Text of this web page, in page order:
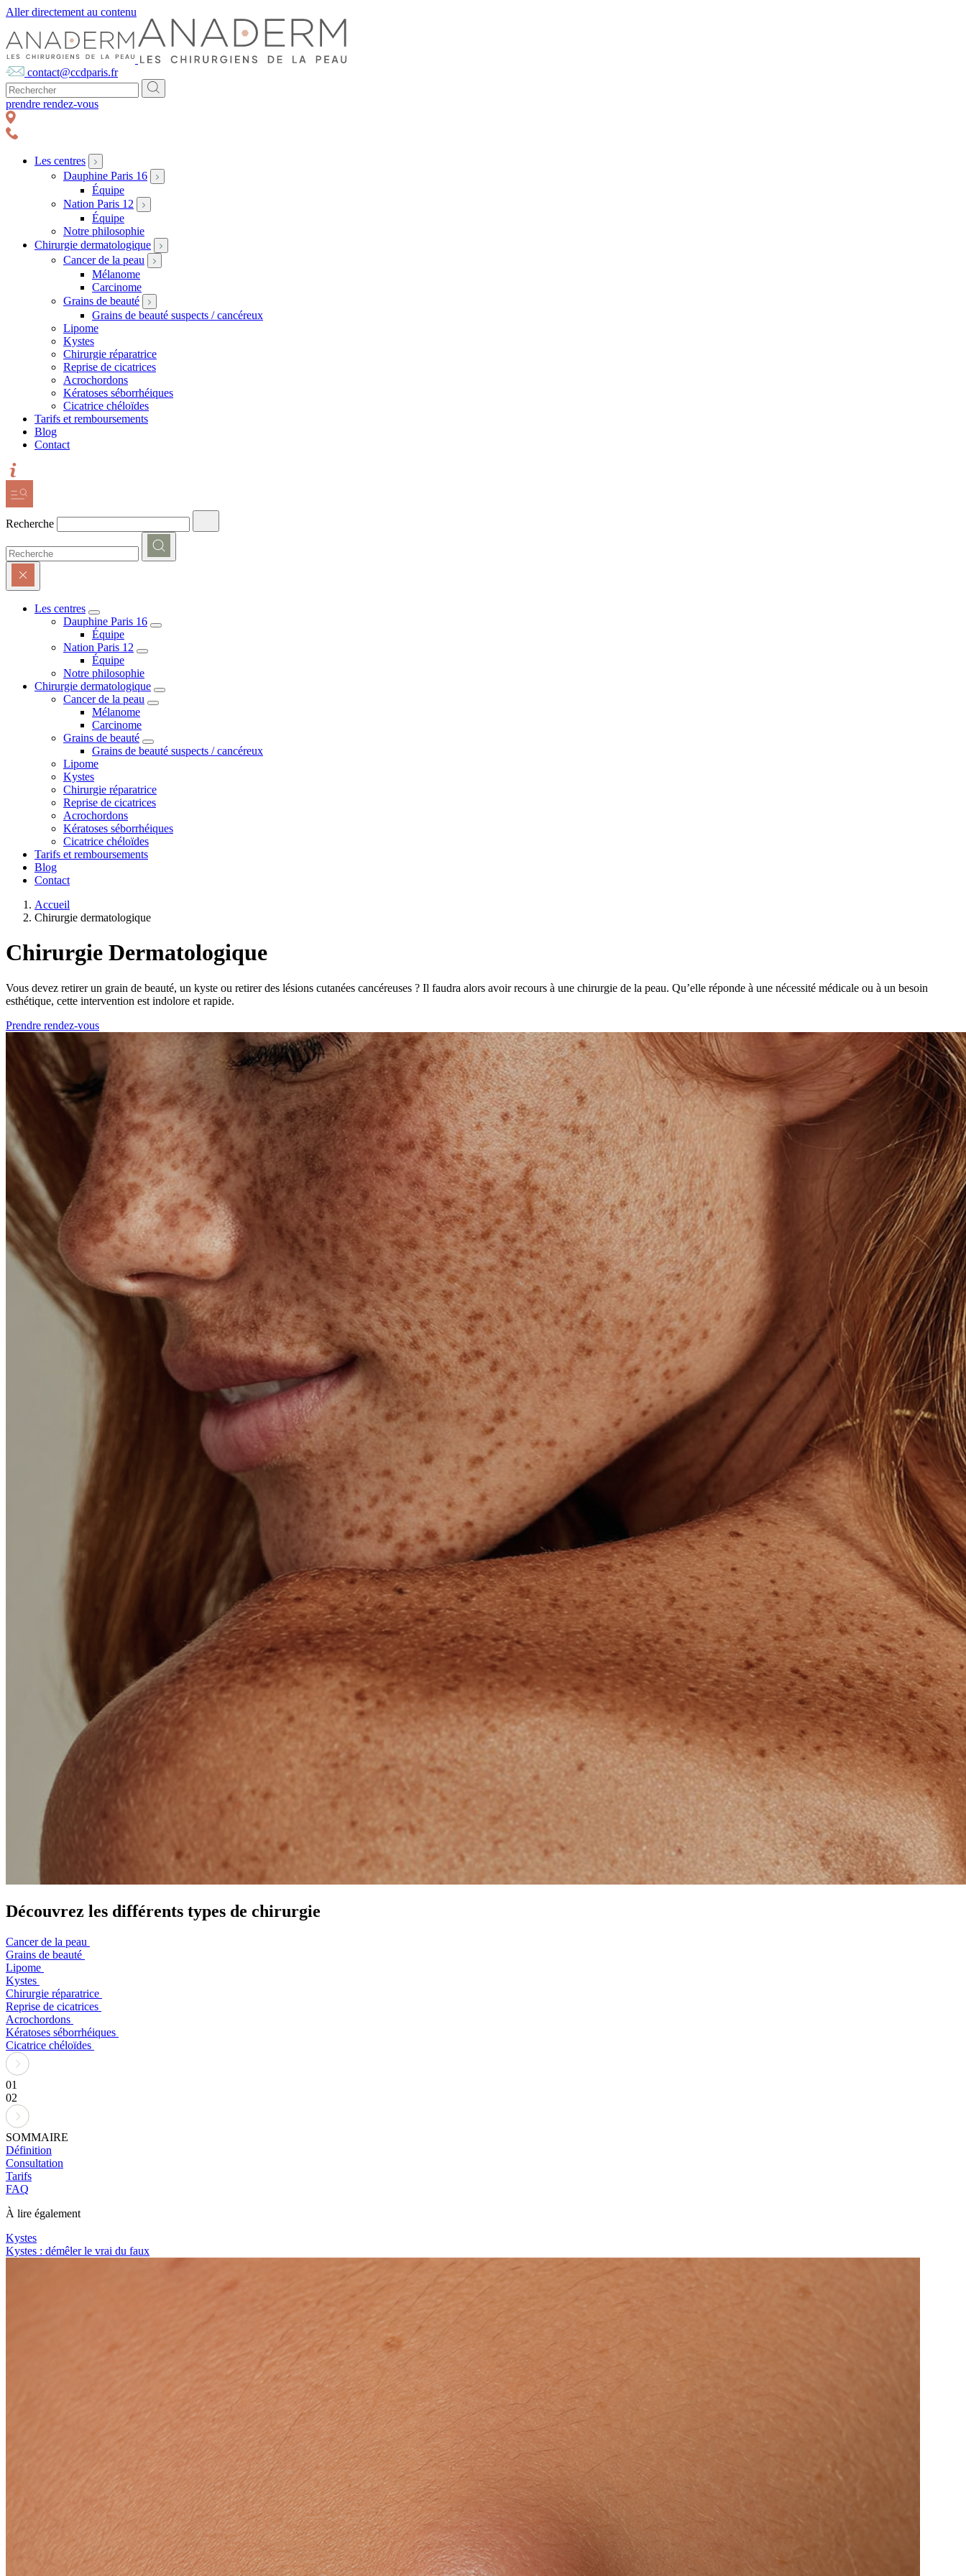
Aller directement au contenu
contact@ccdparis.fr
prendre rendez-vous
Les centres
Dauphine Paris 16
Équipe
Nation Paris 12
Équipe
Notre philosophie
Chirurgie dermatologique
Cancer de la peau
Mélanome
Carcinome
Grains de beauté
Grains de beauté suspects / cancéreux
Lipome
Kystes
Chirurgie réparatrice
Reprise de cicatrices
Acrochordons
Kératoses séborrhéiques
Cicatrice chéloïdes
Tarifs et remboursements
Blog
Contact
Recherche
Les centres
Dauphine Paris 16
Équipe
Nation Paris 12
Équipe
Notre philosophie
Chirurgie dermatologique
Cancer de la peau
Mélanome
Carcinome
Grains de beauté
Grains de beauté suspects / cancéreux
Lipome
Kystes
Chirurgie réparatrice
Reprise de cicatrices
Acrochordons
Kératoses séborrhéiques
Cicatrice chéloïdes
Tarifs et remboursements
Blog
Contact
Accueil
Chirurgie dermatologique
Chirurgie Dermatologique
Vous devez retirer un grain de beauté, un kyste ou retirer des lésions cutanées cancéreuses ? Il faudra alors avoir recours à une chirurgie de la peau. Qu’elle réponde à une nécessité médicale ou à un besoin
esthétique, cette intervention est indolore et rapide.
Prendre rendez-vous
Découvrez les différents types de chirurgie
Cancer de la peau
Grains de beauté
Lipome
Kystes
Chirurgie réparatrice
Reprise de cicatrices
Acrochordons
Kératoses séborrhéiques
Cicatrice chéloïdes
01
02
SOMMAIRE
Définition
Consultation
Tarifs
FAQ
À lire également
Kystes
Kystes : démêler le vrai du faux